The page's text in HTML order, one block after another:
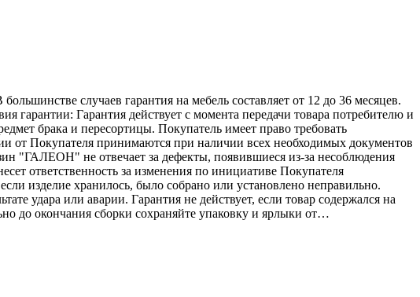
случаев гарантия на мебель составляет от 12 до 36 месяцев.
гарантии: Гарантия действует с момента передачи товара потребителю и
брака и пересортицы. Покупатель имеет право требовать
от Покупателя принимаются при наличии всех необходимых документов
"ГАЛЕОН" не отвечает за дефекты, появившиеся из-за несоблюдения
ответственность за изменения по инициативе Покупателя
изделие хранилось, было собрано или установлено неправильно.
удара или аварии. Гарантия не действует, если товар содержался на
до окончания сборки сохраняйте упаковку и ярлыки от…